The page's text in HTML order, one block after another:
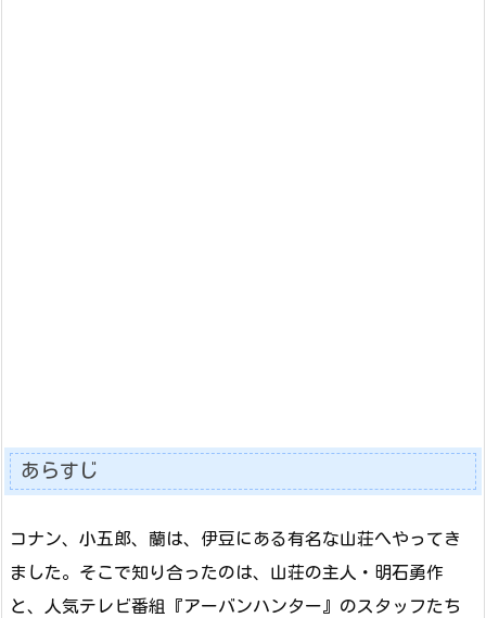
あらすじ
コナン、小五郎、蘭は、伊豆にある有名な山荘へやってき
ました。そこで知り合ったのは、山荘の主人・明石勇作
と、人気テレビ番組『アーバンハンター』のスタッフたち